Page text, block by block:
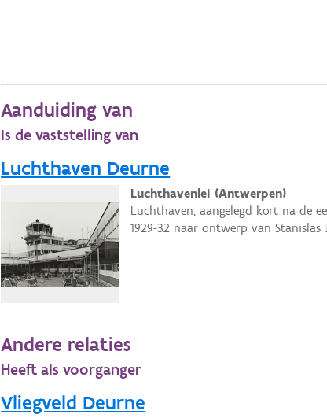
Aanduiding van
Is de vaststelling van
Luchthaven Deurne
Luchthavenlei (Antwerpen)
Luchthaven, aangelegd kort na de
1929-32 naar ontwerp van Stanislas
Andere relaties
Heeft als voorganger
Vliegveld Deurne